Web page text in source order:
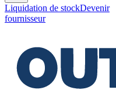
Liquidation de stockDevenir
fournisseur